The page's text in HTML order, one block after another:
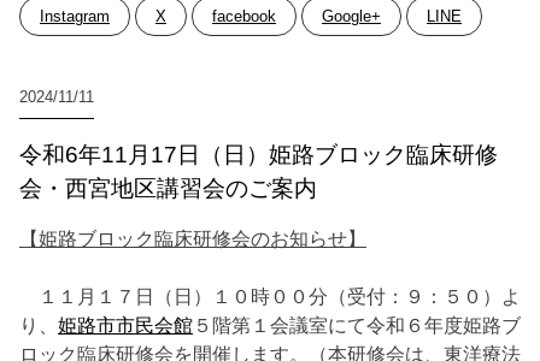
Instagram X facebook Google+ LINE
2024/11/11
令和6年11月17日（日）姫路ブロック臨床研修
会・西宮地区講習会のご案内
【姫路ブロック臨床研修会のお知らせ】
１１月１７日（日）１０時００分（受付：９：５０）よ
り、 姫路市市民会館 ５階第１会議室にて令和６年度姫路ブ
ロック臨床研修会を開催します。（本研修会は、東洋療法